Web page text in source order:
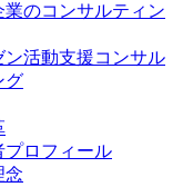
業のコンサルティン
ン活動支援コンサル
グ
プロフィール
念